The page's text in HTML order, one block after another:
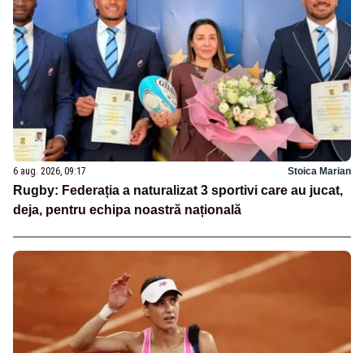
6 aug. 2026, 09:17 Stoica Marian
Rugby: Federația a naturalizat 3 sportivi care au jucat,
deja, pentru echipa noastră națională